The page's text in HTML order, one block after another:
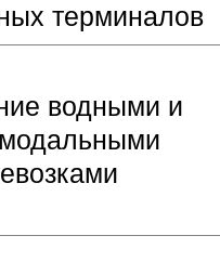
терминалов
водными и